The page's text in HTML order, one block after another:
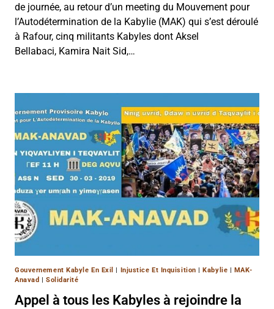
de journée, au retour d’un meeting du Mouvement pour
l’Autodétermination de la Kabylie (MAK) qui s’est déroulé
à Rafour, cinq militants Kabyles dont Aksel
Bellabaci, Kamira Nait Sid,…
Gouvernement Kabyle En Exil Injustice Et Inquisition Kabylie
MAK-
Anavad
Solidarité
Appel à tous les Kabyles à rejoindre la